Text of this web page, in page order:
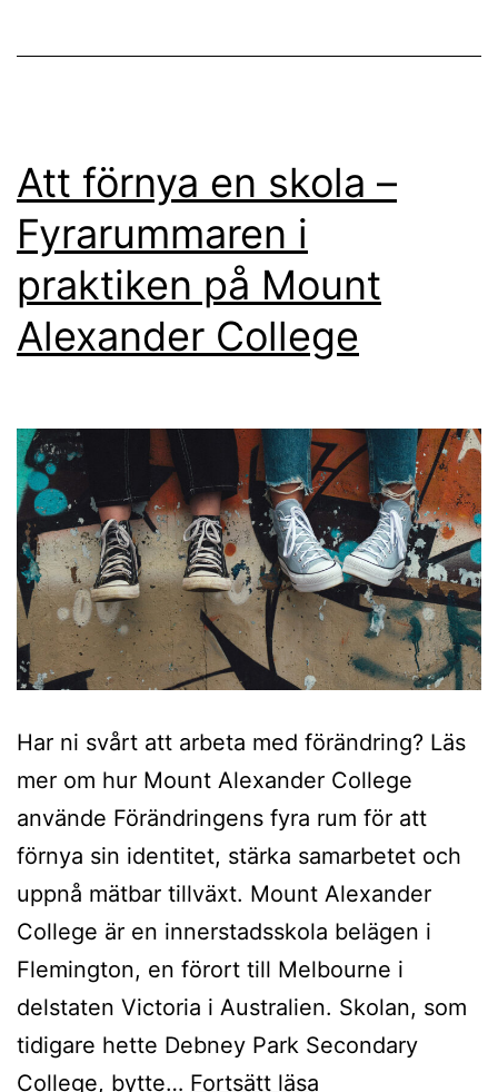
Att förnya en skola –
Fyrarummaren i
praktiken på Mount
Alexander College
Har ni svårt att arbeta med förändring? Läs
mer om hur Mount Alexander College
använde Förändringens fyra rum för att
förnya sin identitet, stärka samarbetet och
uppnå mätbar tillväxt. Mount Alexander
College är en innerstadsskola belägen i
Flemington, en förort till Melbourne i
delstaten Victoria i Australien. Skolan, som
tidigare hette Debney Park Secondary
College, bytte… Fortsätt läsa